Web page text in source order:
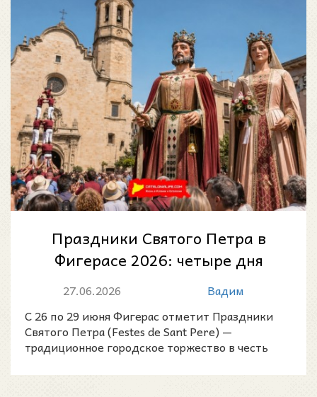
Праздники Святого Петра в
Фигерасе 2026: четыре дня
музыки, традиций и летних
27.06.2026
Вадим
С 26 по 29 июня Фигерас отметит Праздники
Святого Петра (Festes de Sant Pere) —
традиционное городское торжество в честь